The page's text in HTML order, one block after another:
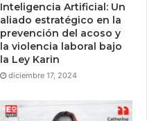
Inteligencia Artificial: Un
aliado estratégico en la
prevención del acoso y
la violencia laboral bajo
la Ley Karin
diciembre 17, 2024